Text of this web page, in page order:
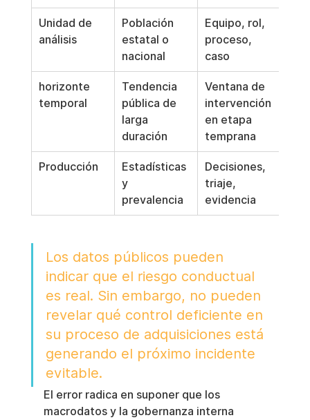
Unidad de
análisis
Población
estatal o
nacional
Equipo, rol,
proceso,
caso
horizonte
temporal
Tendencia
pública de
larga
duración
Ventana de
intervención
en etapa
temprana
Producción
Estadísticas
y
prevalencia
Decisiones,
triaje,
evidencia
Los datos públicos pueden
indicar que el riesgo conductual
es real. Sin embargo, no pueden
revelar qué control deficiente en
su proceso de adquisiciones está
generando el próximo incidente
evitable.
El error radica en suponer que los
macrodatos y la gobernanza interna